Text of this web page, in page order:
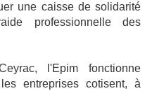
une caisse de solidarité
professionnelle des
l'Epim fonctionne
entreprises cotisent, à